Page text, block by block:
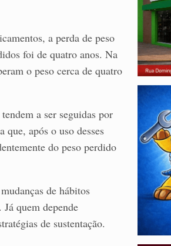
a perda de peso
foi de quatro anos. Na
o peso cerca de quatro
a ser seguidas por
após o uso desses
do peso perdido
de hábitos
quem depende
de sustentação.